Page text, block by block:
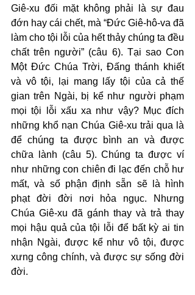
Giê-xu đối mặt không phải là sự đau
đớn hay cái chết, mà “Đức Giê-hô-va đã
làm cho tội lỗi của hết thảy chúng ta đều
chất trên người” (câu 6). Tại sao Con
Một Đức Chúa Trời, Đấng thánh khiết
và vô tội, lại mang lấy tội của cả thế
gian trên Ngài, bị kể như người phạm
mọi tội lỗi xấu xa như vậy? Mục đích
những khổ nạn Chúa Giê-xu trải qua là
để chúng ta được bình an và được
chữa lành (câu 5). Chúng ta được ví
như những con chiên đi lạc đến chỗ hư
mất, và số phận định sẵn sẽ là hình
phạt đời đời nơi hỏa ngục. Nhưng
Chúa Giê-xu đã gánh thay và trả thay
mọi hậu quả của tội lỗi để bất kỳ ai tin
nhận Ngài, được kể như vô tội, được
xưng công chính, và được sự sống đời
đời.